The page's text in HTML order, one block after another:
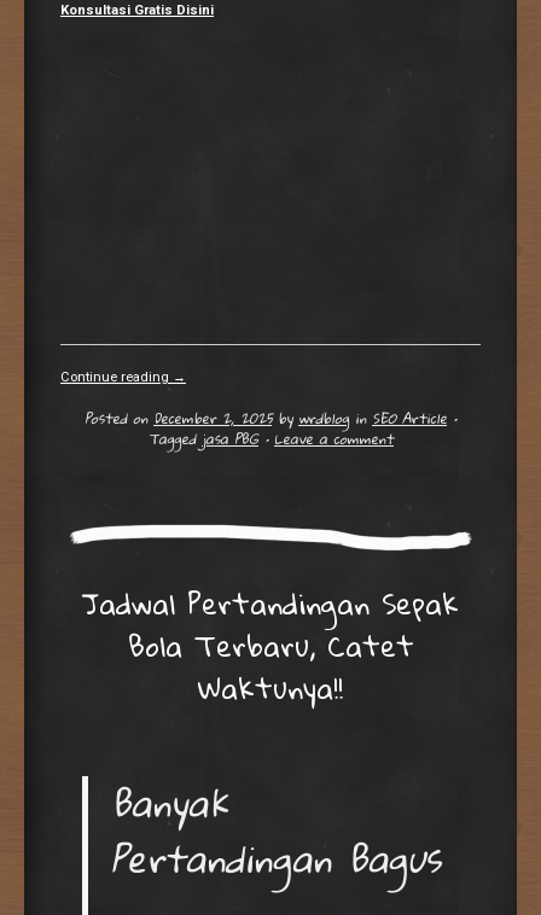
Konsultasi Gratis Disini
Continue reading →
Posted onDecember 2, 2025bywrdblog inSEO Article •
Taggedjasa PBG •Leave a comment
Jadwal Pertandingan Sepak
Bola Terbaru, Catet
Waktunya!!
Banyak
Pertandingan Bagus